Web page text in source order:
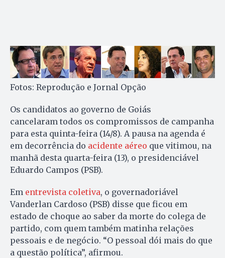
Fotos: Reprodução e Jornal Opção
Os candidatos ao governo de Goiás
cancelaram todos os compromissos de campanha
para esta quinta-feira (14/8). A pausa na agenda é
em decorrência do acidente aéreo que vitimou, na
manhã desta quarta-feira (13), o presidenciável
Eduardo Campos (PSB).
Em entrevista coletiva, o governadoriável
Vanderlan Cardoso (PSB) disse que ficou em
estado de choque ao saber da morte do colega de
partido, com quem também matinha relações
pessoais e de negócio. “O pessoal dói mais do que
a questão política”, afirmou.